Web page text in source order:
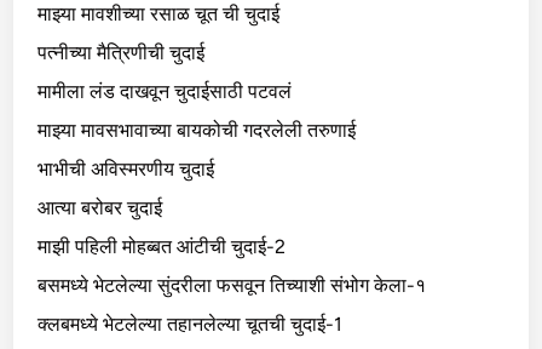
माझ्या मावशीच्या रसाळ चूत ची चुदाई
पत्नीच्या मैत्रिणीची चुदाई
मामीला लंड दाखवून चुदाईसाठी पटवलं
माझ्या मावसभावाच्या बायकोची गदरलेली तरुणाई
भाभीची अविस्मरणीय चुदाई
आत्या बरोबर चुदाई
माझी पहिली मोहब्बत आंटीची चुदाई-2
बसमध्ये भेटलेल्या सुंदरीला फसवून तिच्याशी संभोग केला-१
क्लबमध्ये भेटलेल्या तहानलेल्या चूतची चुदाई-1